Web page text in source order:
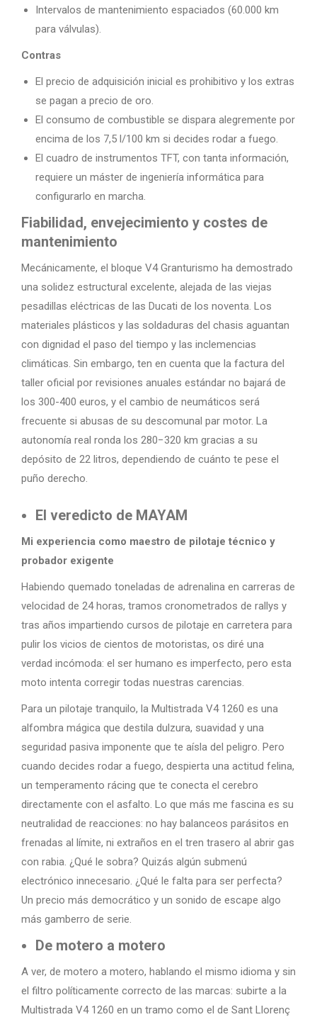
Intervalos de mantenimiento espaciados (60.000 km
para válvulas).
Contras
El precio de adquisición inicial es prohibitivo y los extras
se pagan a precio de oro.
El consumo de combustible se dispara alegremente por
encima de los 7,5 l/100 km si decides rodar a fuego.
El cuadro de instrumentos TFT, con tanta información,
requiere un máster de ingeniería informática para
configurarlo en marcha.
Fiabilidad, envejecimiento y costes de
mantenimiento
Mecánicamente, el bloque V4 Granturismo ha demostrado
una solidez estructural excelente, alejada de las viejas
pesadillas eléctricas de las Ducati de los noventa. Los
materiales plásticos y las soldaduras del chasis aguantan
con dignidad el paso del tiempo y las inclemencias
climáticas. Sin embargo, ten en cuenta que la factura del
taller oficial por revisiones anuales estándar no bajará de
los 300-400 euros, y el cambio de neumáticos será
frecuente si abusas de su descomunal par motor. La
autonomía real ronda los 280−320 km gracias a su
depósito de 22 litros, dependiendo de cuánto te pese el
puño derecho.
El veredicto de MAYAM
Mi experiencia como maestro de pilotaje técnico y
probador exigente
Habiendo quemado toneladas de adrenalina en carreras de
velocidad de 24 horas, tramos cronometrados de rallys y
tras años impartiendo cursos de pilotaje en carretera para
pulir los vicios de cientos de motoristas, os diré una
verdad incómoda: el ser humano es imperfecto, pero esta
moto intenta corregir todas nuestras carencias.
Para un pilotaje tranquilo, la Multistrada V4 1260 es una
alfombra mágica que destila dulzura, suavidad y una
seguridad pasiva imponente que te aísla del peligro. Pero
cuando decides rodar a fuego, despierta una actitud felina,
un temperamento rácing que te conecta el cerebro
directamente con el asfalto. Lo que más me fascina es su
neutralidad de reacciones: no hay balanceos parásitos en
frenadas al límite, ni extraños en el tren trasero al abrir gas
con rabia. ¿Qué le sobra? Quizás algún submenú
electrónico innecesario. ¿Qué le falta para ser perfecta?
Un precio más democrático y un sonido de escape algo
más gamberro de serie.
De motero a motero
A ver, de motero a motero, hablando el mismo idioma y sin
el filtro políticamente correcto de las marcas: subirte a la
Multistrada V4 1260 en un tramo como el de Sant Llorenç